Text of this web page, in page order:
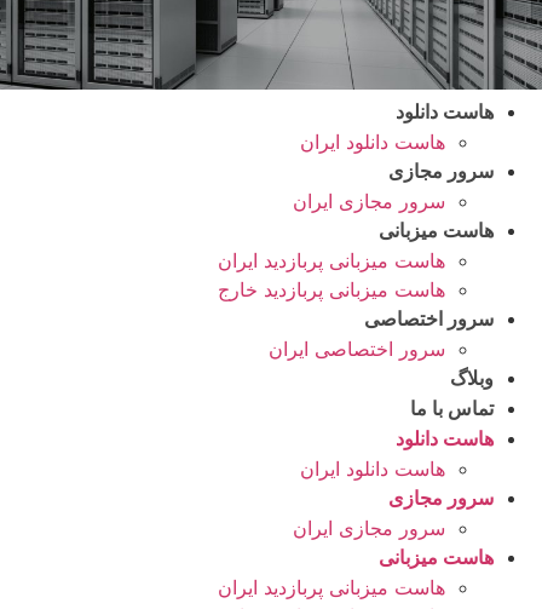
هاست دانلود
هاست دانلود ایران
سرور مجازی
سرور مجازی ایران
هاست میزبانی
هاست میزبانی پربازدید ایران
هاست میزبانی پربازدید خارج
سرور اختصاصی
سرور اختصاصی ایران
وبلاگ
تماس با ما
هاست دانلود
هاست دانلود ایران
سرور مجازی
سرور مجازی ایران
هاست میزبانی
هاست میزبانی پربازدید ایران